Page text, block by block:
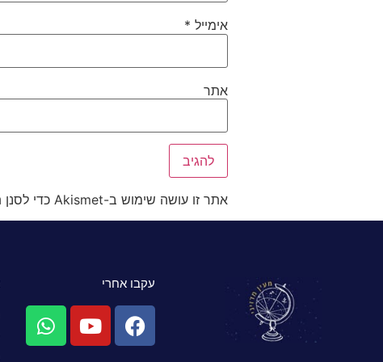
אימייל *
אתר
אתר זו עושה שימוש ב-Akismet כדי לסנן תגובות זבל.
עקבו אחרי